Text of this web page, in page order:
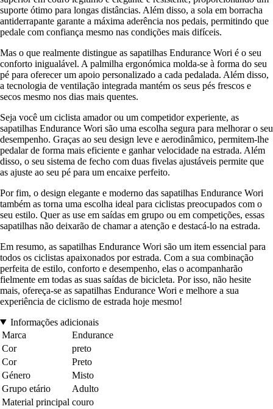
suporte ótimo para longas distâncias. Além disso, a sola em borracha
antiderrapante garante a máxima aderência nos pedais, permitindo que
pedale com confiança mesmo nas condições mais difíceis.
Mas o que realmente distingue as sapatilhas Endurance Wori é o seu
conforto inigualável. A palmilha ergonómica molda-se à forma do seu
pé para oferecer um apoio personalizado a cada pedalada. Além disso,
a tecnologia de ventilação integrada mantém os seus pés frescos e
secos mesmo nos dias mais quentes.
Seja você um ciclista amador ou um competidor experiente, as
sapatilhas Endurance Wori são uma escolha segura para melhorar o seu
desempenho. Graças ao seu design leve e aerodinâmico, permitem-lhe
pedalar de forma mais eficiente e ganhar velocidade na estrada. Além
disso, o seu sistema de fecho com duas fivelas ajustáveis permite que
as ajuste ao seu pé para um encaixe perfeito.
Por fim, o design elegante e moderno das sapatilhas Endurance Wori
também as torna uma escolha ideal para ciclistas preocupados com o
seu estilo. Quer as use em saídas em grupo ou em competições, essas
sapatilhas não deixarão de chamar a atenção e destacá-lo na estrada.
Em resumo, as sapatilhas Endurance Wori são um item essencial para
todos os ciclistas apaixonados por estrada. Com a sua combinação
perfeita de estilo, conforto e desempenho, elas o acompanharão
fielmente em todas as suas saídas de bicicleta. Por isso, não hesite
mais, ofereça-se as sapatilhas Endurance Wori e melhore a sua
experiência de ciclismo de estrada hoje mesmo!
Informações adicionais
Marca
Endurance
Cor
preto
Cor
Preto
Género
Misto
Grupo etário
Adulto
Material principal couro